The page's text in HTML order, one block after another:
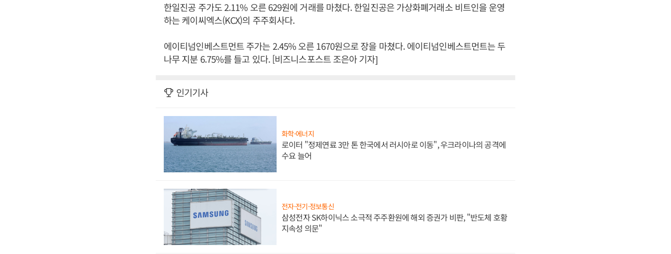
한일진공 주가도 2.11% 오른 629원에 거래를 마쳤다. 한일진공은 가상화폐거래소 비트인을 운영
하는 케이씨엑스(KCX)의 주주회사다.
에이티넘인베스트먼트 주가는 2.45% 오른 1670원으로 장을 마쳤다. 에이티넘인베스트먼트는 두
나무 지분 6.75%를 들고 있다. [비즈니스포스트 조은아 기자]
인기기사
화학·에너지
로이터 "정제연료 3만 톤 한국에서 러시아로 이동", 우크라이나의 공격에
수요 늘어
전자·전기·정보통신
삼성전자 SK하이닉스 소극적 주주환원에 해외 증권가 비판, "반도체 호황
지속성 의문"